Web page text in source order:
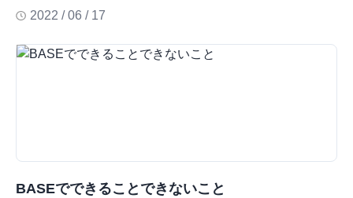
2022 / 06 / 17
BASEでできることできないこと